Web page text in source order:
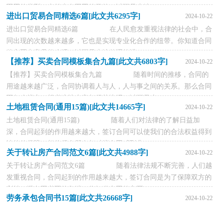
不同的类型，当然也有不同的目的，以下是小编...
进出口贸易合同精选6篇[此文共6295字] 2024-10-22
进出口贸易合同精选6篇 在人民愈发重视法律的社会中，合
同出现的次数越来越多，它也是实现专业化合作的纽带。你知道合同
的主要内容是什么吗？以下是小编整理的进...
【推荐】买卖合同模板集合九篇[此文共6803字] 2024-10-22
【推荐】买卖合同模板集合九篇 随着时间的推移，合同的
用途越来越广泛，合同协调着人与人，人与事之间的关系。那么合同
要怎么拟定？想必这让大家都很苦恼吧，以下是小...
土地租赁合同(通用15篇)[此文共14665字] 2024-10-22
土地租赁合同(通用15篇) 随着人们对法律的了解日益加
深，合同起到的作用越来越大，签订合同可以使我们的合法权益得到
法律的保障。相信很多朋友都对拟合同感到非...
关于转让房产合同范文6篇[此文共4988字] 2024-10-22
关于转让房产合同范文6篇 随着法律法规不断完善，人们越
发重视合同，合同起到的作用越来越大，签订合同是为了保障双方的
利益，避免不必要的争端。你知道合同的主要...
劳务承包合同书15篇[此文共26668字] 2024-10-22